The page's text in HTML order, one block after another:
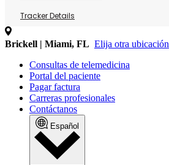
Tracker Details
Brickell | Miami, FL Elija otra ubicación
Consultas de telemedicina
Portal del paciente
Pagar factura
Carreras profesionales
Contáctanos
Español